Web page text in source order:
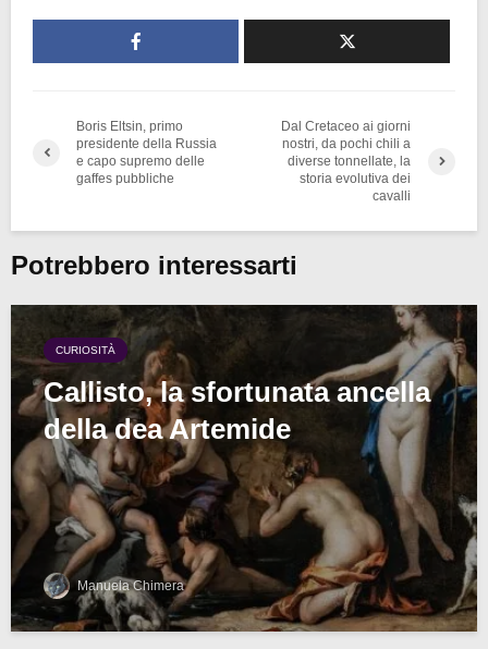
Boris Eltsin, primo
presidente della Russia
e capo supremo delle
gaffes pubbliche
Dal Cretaceo ai giorni
nostri, da pochi chili a
diverse tonnellate, la
storia evolutiva dei
cavalli
Potrebbero interessarti
CURIOSITÀ
Callisto, la sfortunata ancella
della dea Artemide
Manuela Chimera